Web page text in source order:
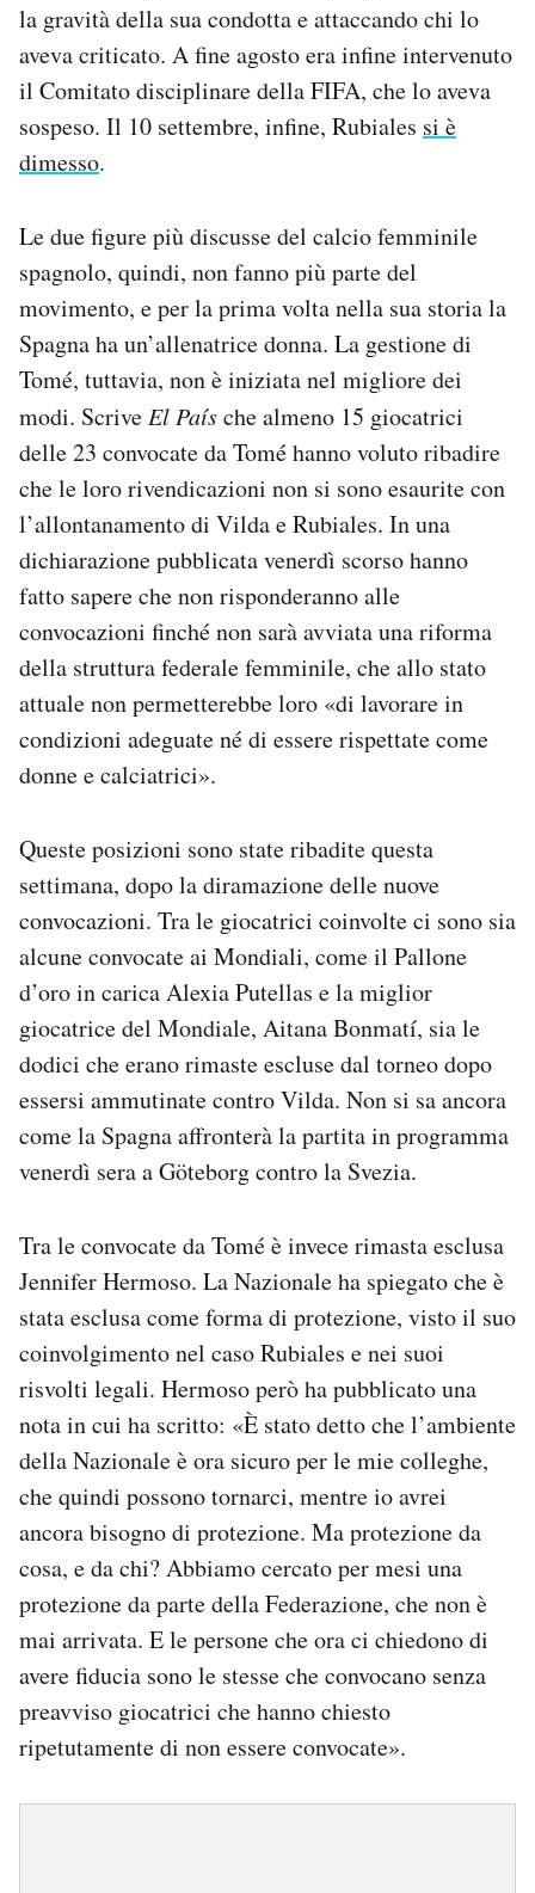
la gravità della sua condotta e attaccando chi lo
aveva criticato. A fine agosto era infine intervenuto
il Comitato disciplinare della FIFA, che lo aveva
sospeso. Il 10 settembre, infine, Rubiales si è
dimesso.
Le due figure più discusse del calcio femminile
spagnolo, quindi, non fanno più parte del
movimento, e per la prima volta nella sua storia la
Spagna ha un’allenatrice donna. La gestione di
Tomé, tuttavia, non è iniziata nel migliore dei
modi. Scrive El Paísche almeno 15 giocatrici
delle 23 convocate da Tomé hanno voluto ribadire
che le loro rivendicazioni non si sono esaurite con
l’allontanamento di Vilda e Rubiales. In una
dichiarazione pubblicata venerdì scorso hanno
fatto sapere che non risponderanno alle
convocazioni finché non sarà avviata una riforma
della struttura federale femminile, che allo stato
attuale non permetterebbe loro «di lavorare in
condizioni adeguate né di essere rispettate come
donne e calciatrici».
Queste posizioni sono state ribadite questa
settimana, dopo la diramazione delle nuove
convocazioni. Tra le giocatrici coinvolte ci sono sia
alcune convocate ai Mondiali, come il Pallone
d’oro in carica Alexia Putellas e la miglior
giocatrice del Mondiale, Aitana Bonmatí, sia le
dodici che erano rimaste escluse dal torneo dopo
essersi ammutinate contro Vilda. Non si sa ancora
come la Spagna affronterà la partita in programma
venerdì sera a Göteborg contro la Svezia.
Tra le convocate da Tomé è invece rimasta esclusa
Jennifer Hermoso. La Nazionale ha spiegato che è
stata esclusa come forma di protezione, visto il suo
coinvolgimento nel caso Rubiales e nei suoi
risvolti legali. Hermoso però ha pubblicato una
nota in cui ha scritto: «È stato detto che l’ambiente
della Nazionale è ora sicuro per le mie colleghe,
che quindi possono tornarci, mentre io avrei
ancora bisogno di protezione. Ma protezione da
cosa, e da chi? Abbiamo cercato per mesi una
protezione da parte della Federazione, che non è
mai arrivata. E le persone che ora ci chiedono di
avere fiducia sono le stesse che convocano senza
preavviso giocatrici che hanno chiesto
ripetutamente di non essere convocate».